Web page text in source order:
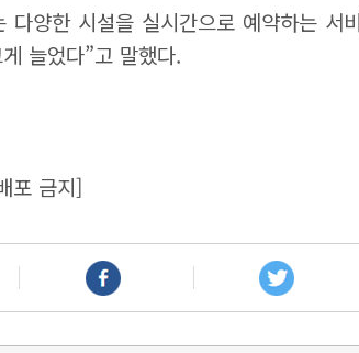
양한 시설을 실시간으로 예약하는
늘었다”고 말했다.
포 금지]